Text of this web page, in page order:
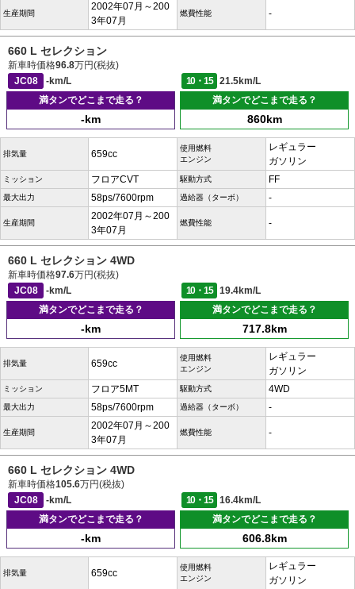
生産期間
2002年07月～200
3年07月
燃費性能 -
660 L セレクション
新車時価格96.8万円(税抜)
JC08
-km/L 10・15
21.5km/L
満タンでどこまで走る？
-km
満タンでどこまで走る？
860km
排気量 659cc
使用燃料
エンジン
レギュラー
ガソリン
ミッション フロアCVT 駆動方式 FF
最大出力 58ps/7600rpm 過給器（ターボ） -
生産期間
2002年07月～200
3年07月
燃費性能 -
660 L セレクション 4WD
新車時価格97.6万円(税抜)
JC08
-km/L 10・15
19.4km/L
満タンでどこまで走る？
-km
満タンでどこまで走る？
717.8km
排気量 659cc
使用燃料
エンジン
レギュラー
ガソリン
ミッション フロア5MT 駆動方式 4WD
最大出力 58ps/7600rpm 過給器（ターボ） -
生産期間
2002年07月～200
3年07月
燃費性能 -
660 L セレクション 4WD
新車時価格105.6万円(税抜)
JC08
-km/L 10・15
16.4km/L
満タンでどこまで走る？
-km
満タンでどこまで走る？
606.8km
排気量 659cc
使用燃料
エンジン
レギュラー
ガソリン